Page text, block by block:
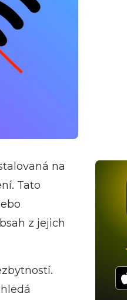
na
Tato
z jejich